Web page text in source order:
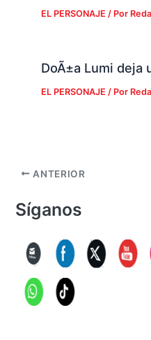
EL PERSONAJE / Por
DoÃ±a Lumi deja
EL PERSONAJE / Por
ANTERIOR
Síganos